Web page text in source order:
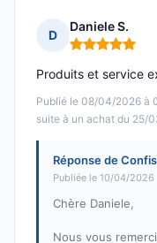
D
Daniele S.
Note : 5 sur 5
Publié le 08/04/2026 à
suite à un achat du 25/
Produits et service
Réponse de
Publiée le 10/04/2026
Chère Daniele,
Nous vous